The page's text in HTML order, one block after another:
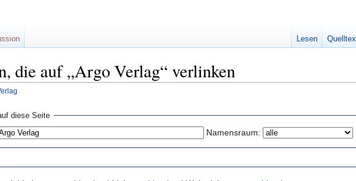
die auf „Argo Verlag“ verlinken
diese Seite
Namensraum:
Lesen